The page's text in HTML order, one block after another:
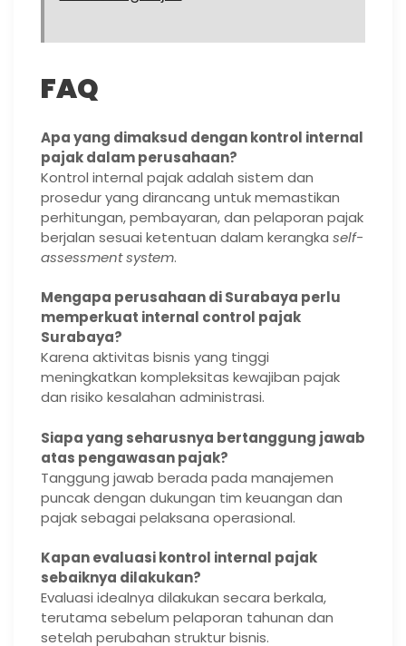
FAQ
Apa yang dimaksud dengan kontrol internal
pajak dalam perusahaan?
Kontrol internal pajak adalah sistem dan
prosedur yang dirancang untuk memastikan
perhitungan, pembayaran, dan pelaporan pajak
berjalan sesuai ketentuan dalam kerangka self-
assessment system.
Mengapa perusahaan di Surabaya perlu
memperkuat internal control pajak
Surabaya?
Karena aktivitas bisnis yang tinggi
meningkatkan kompleksitas kewajiban pajak
dan risiko kesalahan administrasi.
Siapa yang seharusnya bertanggung jawab
atas pengawasan pajak?
Tanggung jawab berada pada manajemen
puncak dengan dukungan tim keuangan dan
pajak sebagai pelaksana operasional.
Kapan evaluasi kontrol internal pajak
sebaiknya dilakukan?
Evaluasi idealnya dilakukan secara berkala,
terutama sebelum pelaporan tahunan dan
setelah perubahan struktur bisnis.